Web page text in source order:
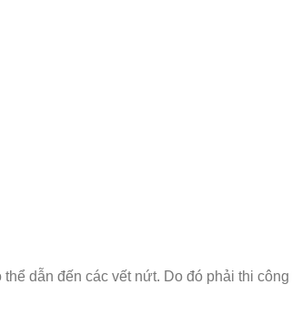
dẫn đến các vết nứt. Do đó phải thi công